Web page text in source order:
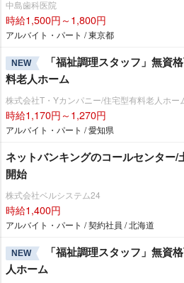
中島歯科医院
時給1,500円～1,800円
アルバイト・パート / 東京都
NEW
「福祉調理スタッフ」無資
料老人ホーム
株式会社T・Yカンパニー/住宅型有料老人ホー
時給1,170円～1,270円
アルバイト・パート / 愛知県
ネットバンキングのコールセンター/
開始
株式会社ベルシステム24
時給1,400円
アルバイト・パート / 契約社員 / 北海道
NEW
「福祉調理スタッフ」無資
人ホーム